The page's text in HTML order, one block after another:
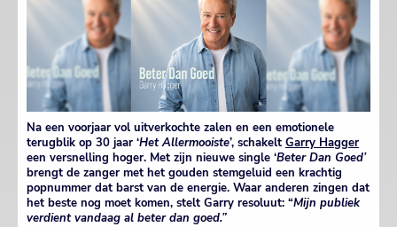
Na een voorjaar vol uitverkochte zalen en een emotionele
terugblik op 30 jaar ‘Het Allermooiste’, schakelt Garry Hagger
een versnelling hoger. Met zijn nieuwe single ‘Beter Dan Goed’
brengt de zanger met het gouden stemgeluid een krachtig
popnummer dat barst van de energie. Waar anderen zingen dat
het beste nog moet komen, stelt Garry resoluut: “Mijn publiek
verdient vandaag al beter dan goed.”